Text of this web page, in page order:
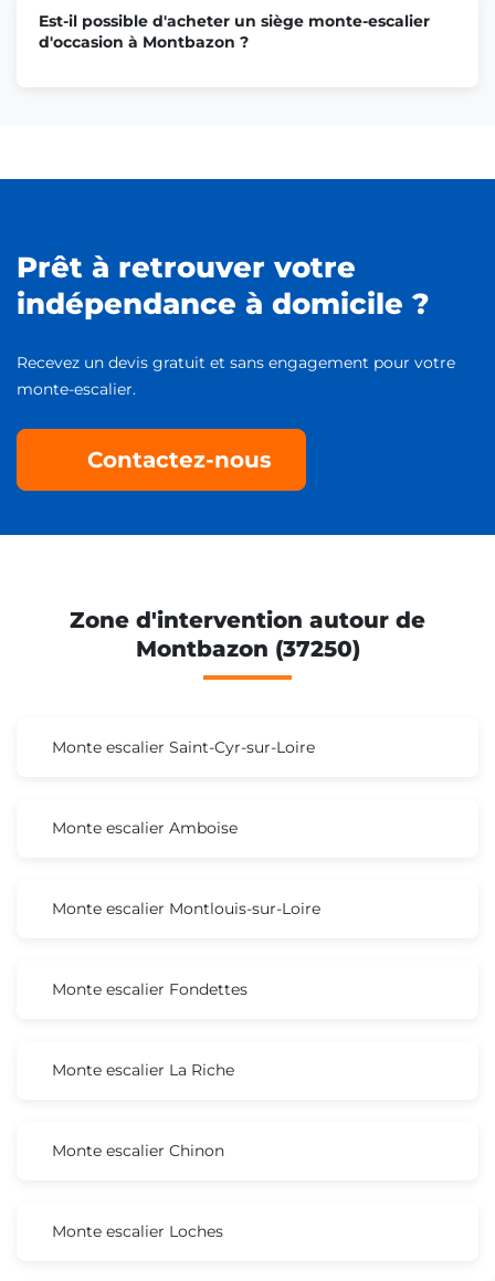
Est-il possible d'acheter un siège monte-escalier
d'occasion à Montbazon ?
Prêt à retrouver votre
indépendance à domicile ?
Recevez un devis gratuit et sans engagement pour votre
monte-escalier.
Contactez-nous
Zone d'intervention autour de
Montbazon (37250)
Monte escalier Saint-Cyr-sur-Loire
Monte escalier Amboise
Monte escalier Montlouis-sur-Loire
Monte escalier Fondettes
Monte escalier La Riche
Monte escalier Chinon
Monte escalier Loches